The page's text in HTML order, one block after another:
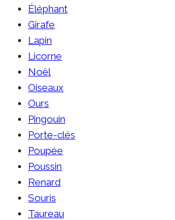
Éléphant
Girafe
Lapin
Licorne
Noël
Oiseaux
Ours
Pingouin
Porte-clés
Poupée
Poussin
Renard
Souris
Taureau